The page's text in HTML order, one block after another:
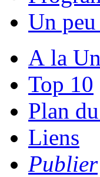
Un
A la
Top 10
Plan
Liens
Publier